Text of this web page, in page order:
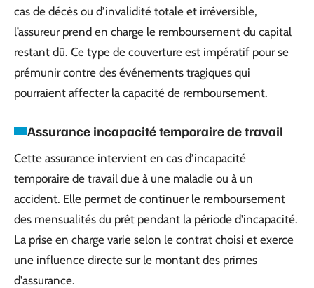
cas de décès ou d’invalidité totale et irréversible,
l’assureur prend en charge le remboursement du capital
restant dû. Ce type de couverture est impératif pour se
prémunir contre des événements tragiques qui
pourraient affecter la capacité de remboursement.
Assurance incapacité temporaire de travail
Cette assurance intervient en cas d’incapacité
temporaire de travail due à une maladie ou à un
accident. Elle permet de continuer le remboursement
des mensualités du prêt pendant la période d'incapacité.
La prise en charge varie selon le contrat choisi et exerce
une influence directe sur le montant des primes
d'assurance.